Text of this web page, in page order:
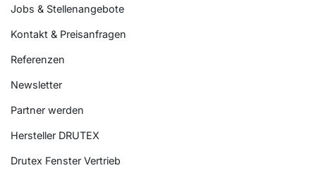
Jobs & Stellenangebote
Kontakt & Preisanfragen
Referenzen
Newsletter
Partner werden
Hersteller DRUTEX
Drutex Fenster Vertrieb